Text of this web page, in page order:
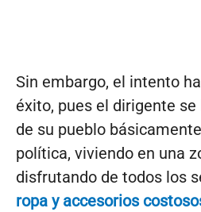
Sin embargo, el intento
éxito, pues el dirigente
de su pueblo
política, viviendo en una
disfrutando de todos los
ropa y accesorios